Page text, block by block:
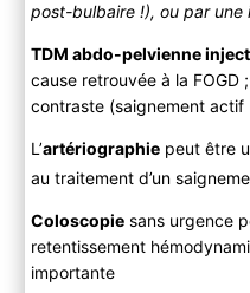
post-bulbaire !), ou par une
TDM abdo-pelvienne
cause retrouvée à la
contraste (saignement actif
L’artériographiepeut être
au traitement d’un
Coloscopiesans urgence
retentissement
importante